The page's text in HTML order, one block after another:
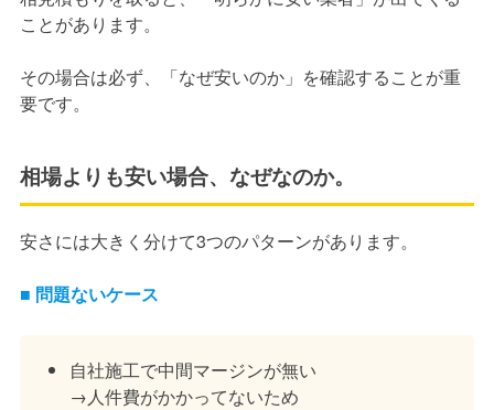
ことがあります。
その場合は必ず、「なぜ安いのか」を確認することが重
要です。
相場よりも安い場合、なぜなのか。
安さには大きく分けて3つのパターンがあります。
■ 問題ないケース
自社施工で中間マージンが無い
→人件費がかかってないため